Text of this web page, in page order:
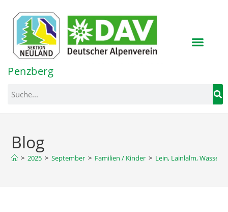
springen
Penzberg
Blog
> 2025 > September > Familien / Kinder > Lein, Lainlalm,